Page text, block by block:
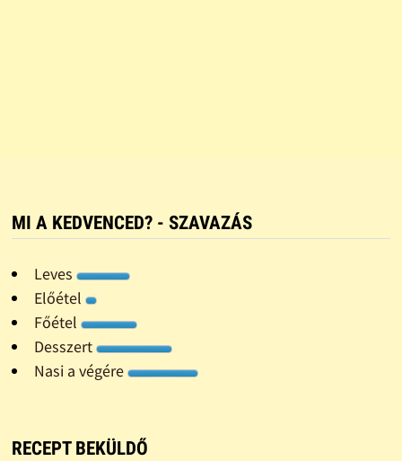
MI A KEDVENCED? - SZAVAZÁS
Leves
Előétel
Főétel
Desszert
Nasi a végére
RECEPT BEKÜLDŐ